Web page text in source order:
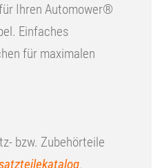
Ihren Automower®
Einfaches
für maximalen
bzw. Zubehörteile
.